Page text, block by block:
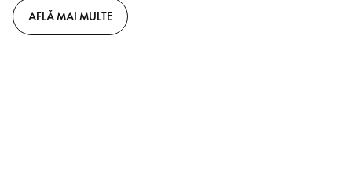
AFLĂ MAI MULTE